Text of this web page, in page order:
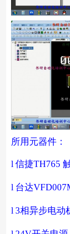
所用元器件：
l 信捷TH765
l 台达
l 3相异步电动